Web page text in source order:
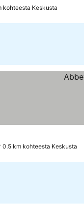
kohteesta Keskusta
0.5 km kohteesta Keskusta